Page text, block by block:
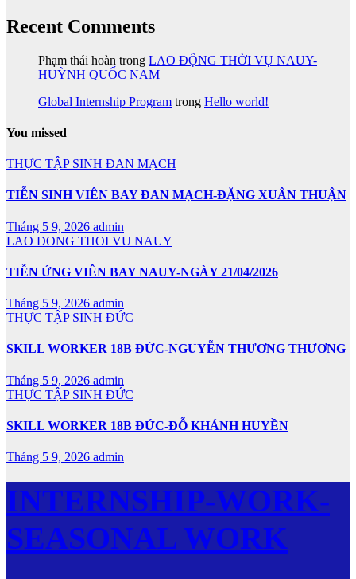
Recent Comments
Phạm thái hoàn trong LAO ĐỘNG THỜI VỤ NAUY-
HUỲNH QUỐC NAM
Global Internship Program trong Hello world!
You missed
THỰC TẬP SINH ĐAN MẠCH
TIỄN SINH VIÊN BAY ĐAN MẠCH-ĐẶNG XUÂN THUẬN
Tháng 5 9, 2026 admin
LAO DONG THOI VU NAUY
TIỄN ỨNG VIÊN BAY NAUY-NGÀY 21/04/2026
Tháng 5 9, 2026 admin
THỰC TẬP SINH ĐỨC
SKILL WORKER 18B ĐỨC-NGUYỄN THƯƠNG THƯƠNG
Tháng 5 9, 2026 admin
THỰC TẬP SINH ĐỨC
SKILL WORKER 18B ĐỨC-ĐỖ KHÁNH HUYỀN
Tháng 5 9, 2026 admin
INTERNSHIP-WORK-
SEASONAL WORK